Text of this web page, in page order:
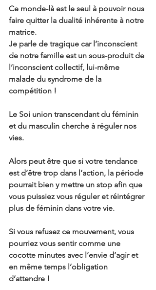
Ce monde-là est le seul à pouvoir nous
faire quitter la dualité inhérente à notre
matrice.
Je parle de tragique car l’inconscient
de notre famille est un sous-produit de
l’inconscient collectif, lui-même
malade du syndrome de la
compétition !
Le Soi union transcendant du féminin
et du masculin cherche à réguler nos
vies.
Alors peut être que si votre tendance
est d’être trop dans l’action, la période
pourrait bien y mettre un stop afin que
vous puissiez vous réguler et réintégrer
plus de féminin dans votre vie.
Si vous refusez ce mouvement, vous
pourriez vous sentir comme une
cocotte minutes avec l’envie d’agir et
en même temps l’obligation
d’attendre !